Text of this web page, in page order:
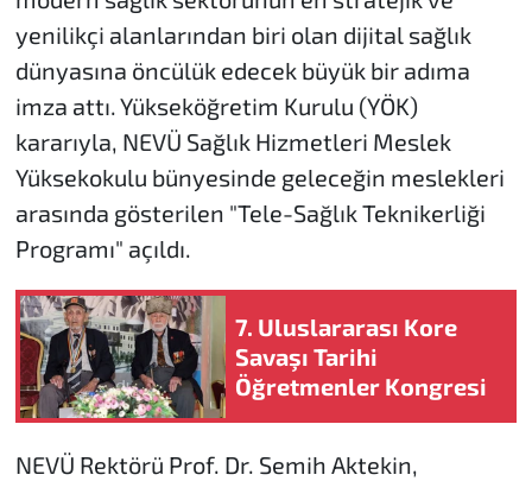
yenilikçi alanlarından biri olan dijital sağlık
dünyasına öncülük edecek büyük bir adıma
imza attı. Yükseköğretim Kurulu (YÖK)
kararıyla, NEVÜ Sağlık Hizmetleri Meslek
Yüksekokulu bünyesinde geleceğin meslekleri
arasında gösterilen "Tele-Sağlık Teknikerliği
Programı" açıldı.
7. Uluslararası Kore
Savaşı Tarihi
Öğretmenler Kongresi
NEVÜ Rektörü Prof. Dr. Semih Aktekin,